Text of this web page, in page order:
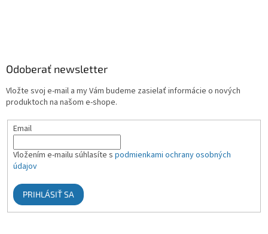
Odoberať newsletter
Vložte svoj e-mail a my Vám budeme zasielať informácie o nových
produktoch na našom e-shope.
Email
Vložením e-mailu súhlasíte s podmienkami ochrany osobných
údajov
PRIHLÁSIŤ SA